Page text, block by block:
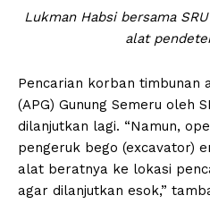
Lukman Habsi bersama
alat
Pencarian korban timbunan
(APG) Gunung Semeru oleh
dilanjutkan lagi. “Namun,
pengeruk bego (excavator)
alat beratnya ke lokasi
agar dilanjutkan esok,”